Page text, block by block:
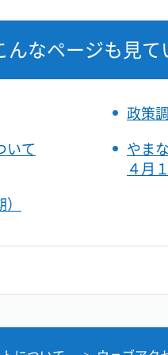
なページも見て
政策
いて
やま
４月